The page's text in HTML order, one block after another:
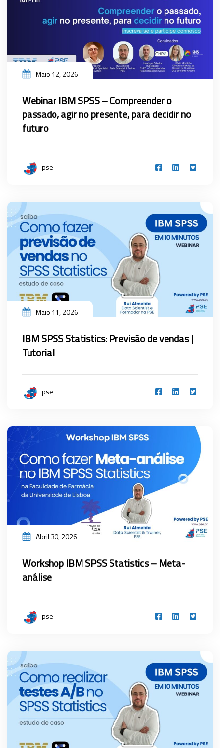
Maio 12, 2026
Webinar IBM SPSS – Compreender o
passado, agir no presente, para decidir no
futuro
pse
Maio 11, 2026
IBM SPSS Statistics: Previsão de vendas |
Tutorial
pse
Abril 30, 2026
Workshop IBM SPSS Statistics – Meta-
análise
pse